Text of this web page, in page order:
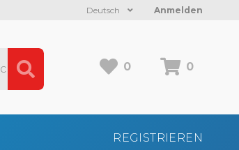
Anmelden
Deutsch
0 0
REGISTRIEREN